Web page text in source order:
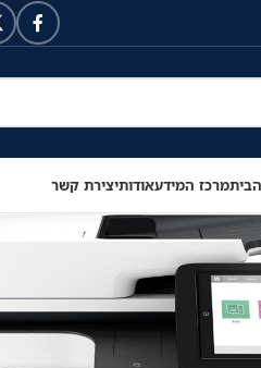
מרכז המידעאודותיצירת קשר